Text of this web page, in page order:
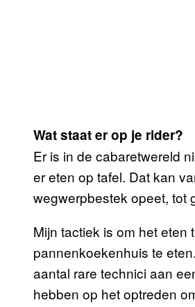
Wat staat er op je rider?
Er is in de cabaretwereld
er eten op tafel. Dat kan
wegwerpbestek opeet, tot
Mijn tactiek is om het eten
pannenkoekenhuis te
aantal rare technici aan
hebben op het optreden